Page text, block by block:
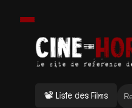
📽 Liste des Films